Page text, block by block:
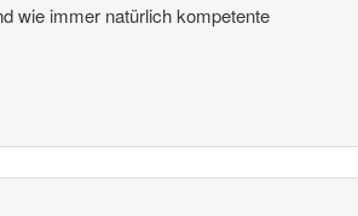
wie immer natürlich kompetente